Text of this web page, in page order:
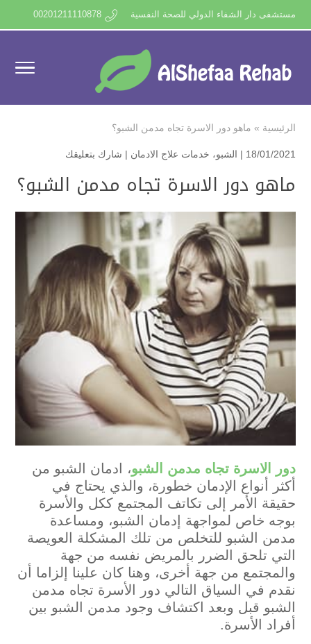
مستشفى دار الشفاء الدولي للصحة النفسية 00201211110878
الرئيسية » ماهو دور الاسرة تجاه مدمن الشبو؟
18/01/2021 | الشبو، خدمات علاج الادمان | شارك بتعليقك
ماهو دور الاسرة تجاه مدمن الشبو؟
دور الاسرة تجاه مدمن الشبو، ادمان الشبو من
أكثر أنواع الإدمان خطورة، والذي يحتاج في
حقيقة الأمر إلى تكاتف المجتمع ككل والأسرة
بوجه خاص لمواجهة إدمان الشبو، ومساعدة
مدمن الشبو للتخلص من تلك المشكلة العويصة
التي تلحق الضرر بالمريض نفسه من جهة
والمجتمع من جهة أخرى، وهنا كان علينا إلزاما أن
نقدم في السياق التالي دور الأسرة تجاه مدمن
الشبو قبل وبعد اكتشاف وجود مدمن الشبو بين
أفراد الأسرة.